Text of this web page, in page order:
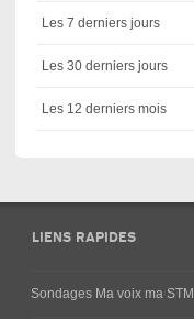
Les 7 derniers jours
Les 30 derniers jours
Les 12 derniers mois
LIENS RAPIDES
Sondages Ma voix ma STM